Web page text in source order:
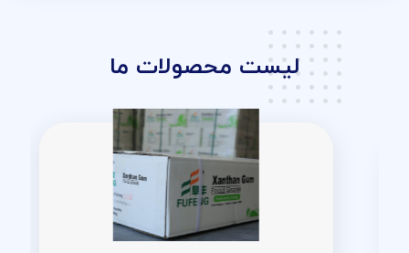
لیست محصولات ما